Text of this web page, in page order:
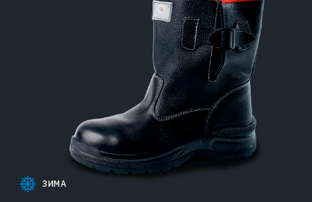
ЗИМА